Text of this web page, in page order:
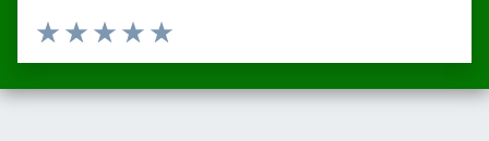
Valuta da 1 a 5 stelle la pagina
Valuta 5 stelle su 5
Valuta 4 stelle su 5
Valuta 3 stelle su 5
Valuta 2 stelle su 5
Valuta una stella su 5